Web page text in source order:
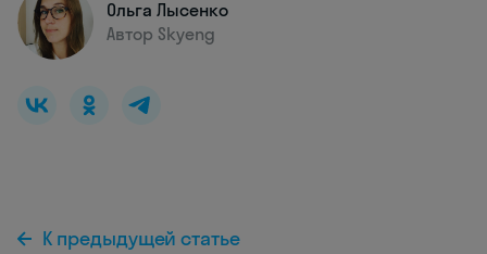
Ольга Лысенко
Автор Skyeng
К предыдущей статье